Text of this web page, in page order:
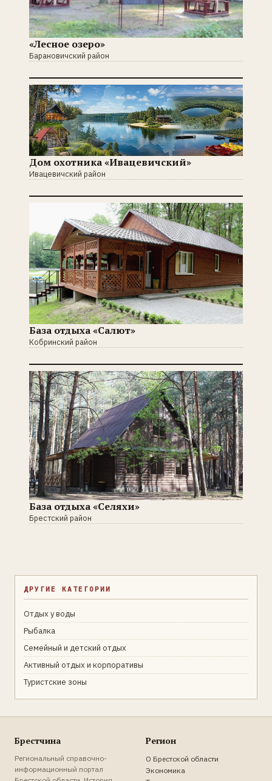
«Лесное озеро»
Барановичский район
Дом охотника «Ивацевичский»
Ивацевичский район
База отдыха «Салют»
Кобринский район
База отдыха «Селяхи»
Брестский район
ДРУГИЕ КАТЕГОРИИ
Отдых у воды
Рыбалка
Семейный и детский отдых
Активный отдых и корпоративы
Туристские зоны
Брестчина
Региональный справочно-
информационный портал
Регион
О Брестской области
Экономика